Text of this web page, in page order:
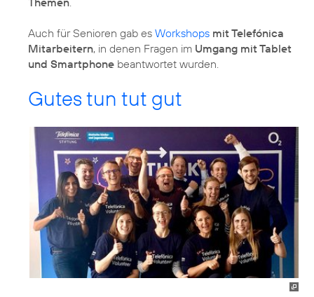
Auch fürSenioren gab es Workshops mit Telefónica
Mitarbeitern, in denen Fragen im Umgang mit Tablet
und Smartphone beantwortet wurden.
Gutes tun tut gut